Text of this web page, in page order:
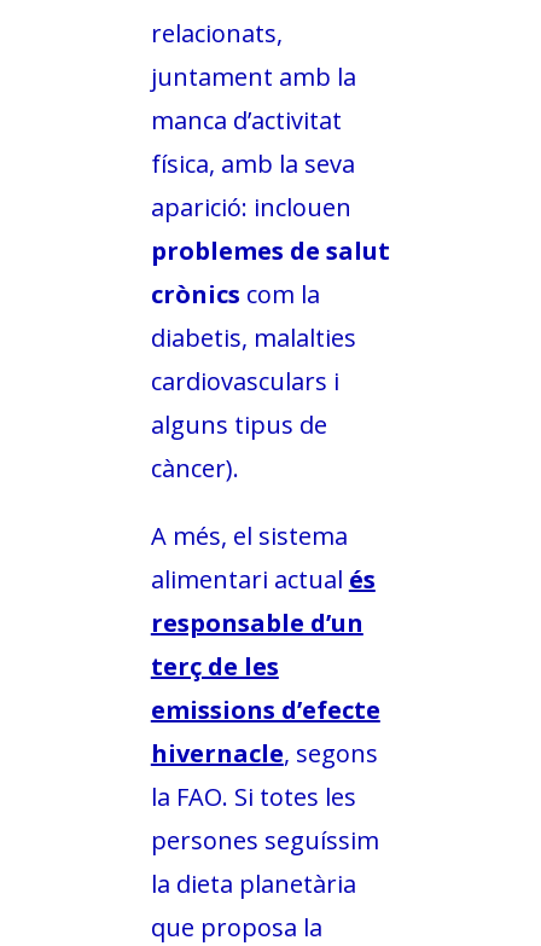
relacionats,
juntament amb la
manca d’activitat
física, amb la seva
aparició: inclouen
problemes de salut
crònics com la
diabetis, malalties
cardiovasculars i
alguns tipus de
càncer).
A més, el sistema
alimentari actual és
responsable d’un
terç de les
emissions d’efecte
hivernacle, segons
la FAO. Si totes les
persones seguíssim
la dieta planetària
que proposa la